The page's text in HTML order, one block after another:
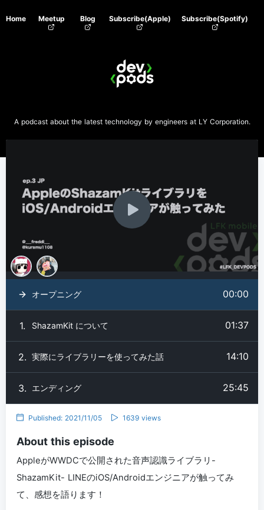
Home Meetup Blog Subscribe(Apple) Subscribe(Spotify)
A podcast about the latest technology by engineers at LY Corporation.
オープニング 00:00
1. ShazamKit について 01:37
2. 実際にライブラリーを使ってみた話 14:10
3. エンディング 25:45
Published: 2021/11/05 1639 views
About this episode
AppleがWWDCで公開された音声認識ライブラリ-
ShazamKit- LINEのiOS/Androidエンジニアが触ってみ
て、感想を語ります！